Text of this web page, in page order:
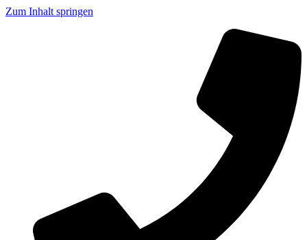
Zum Inhalt springen